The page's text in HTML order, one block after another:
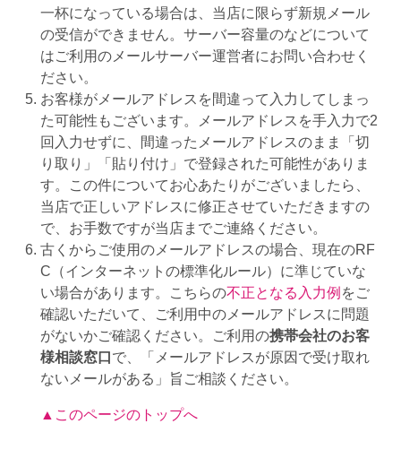
一杯になっている場合は、当店に限らず新規メール
の受信ができません。サーバー容量のなどについて
はご利用のメールサーバー運営者にお問い合わせく
ださい。
お客様がメールアドレスを間違って入力してしまっ
た可能性もございます。メールアドレスを手入力で2
回入力せずに、間違ったメールアドレスのまま「切
り取り」「貼り付け」で登録された可能性がありま
す。この件についてお心あたりがございましたら、
当店で正しいアドレスに修正させていただきますの
で、お手数ですが当店までご連絡ください。
古くからご使用のメールアドレスの場合、現在のRF
C（インターネットの標準化ルール）に準じていな
い場合があります。こちらの不正となる入力例 をご
確認いただいて、ご利用中のメールアドレスに問題
がないかご確認ください。ご利用の携帯会社のお客
様相談窓口 で、「メールアドレスが原因で受け取れ
ないメールがある」旨ご相談ください。
▲このページのトップへ